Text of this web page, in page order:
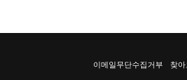
이메일무단수집거부 찾